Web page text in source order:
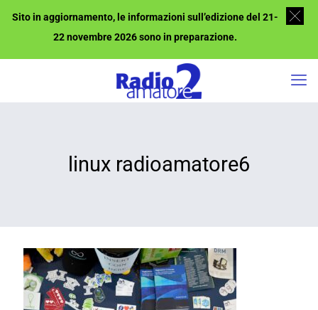
linux radioamatore6
Sito in aggiornamento, le informazioni sull’edizione del 21-
22 novembre 2026 sono in preparazione.